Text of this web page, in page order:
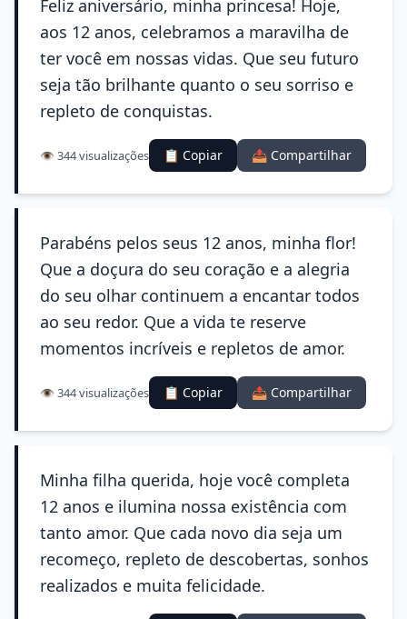
Feliz aniversário, minha princesa! Hoje,
aos 12 anos, celebramos a maravilha de
ter você em nossas vidas. Que seu futuro
seja tão brilhante quanto o seu sorriso e
repleto de conquistas.
👁️ 344 visualizações 📋 Copiar 📤 Compartilhar
Parabéns pelos seus 12 anos, minha flor!
Que a doçura do seu coração e a alegria
do seu olhar continuem a encantar todos
ao seu redor. Que a vida te reserve
momentos incríveis e repletos de amor.
👁️ 344 visualizações 📋 Copiar 📤 Compartilhar
Minha filha querida, hoje você completa
12 anos e ilumina nossa existência com
tanto amor. Que cada novo dia seja um
recomeço, repleto de descobertas, sonhos
realizados e muita felicidade.